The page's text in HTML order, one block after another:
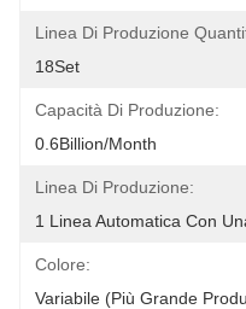
Linea Di Produzione
18Set
Capacità Di Produzione:
0.6Billion/month
Linea Di Produzione:
1 Linea Automatica Con
Colore:
Variabile (più Grande